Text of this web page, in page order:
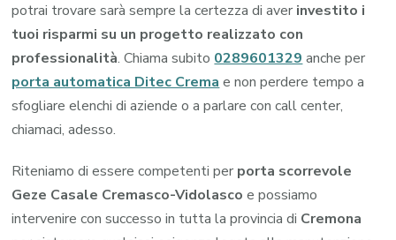
potrai trovare sarà sempre la certezza di aver investito i
tuoi risparmi su un progetto realizzato con
professionalità. Chiama subito0289601329anche per
porta automatica Ditec Cremae non perdere tempo a
sfogliare elenchi di aziende o a parlare con call center,
chiamaci, adesso.
Riteniamo di essere competenti per porta scorrevole
Geze Casale Cremasco-Vidolasco e possiamo
intervenire con successo in tutta la provincia di Cremona